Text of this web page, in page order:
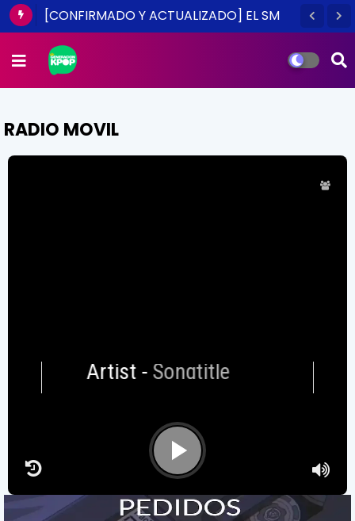
[CONFIRMADO Y ACTUALIZADO] EL SM
2014
RADIO MOVIL
Artist-Songtitle